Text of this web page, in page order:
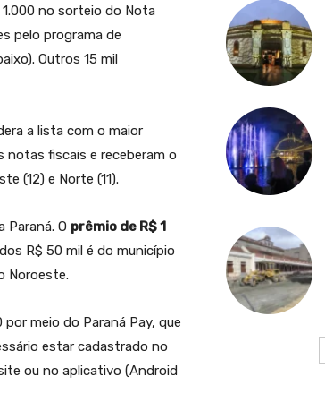
no sorteio do Nota
pelo programa de
Outros 15 mil
a lista com o maior
notas fiscais e receberam o
(12) e Norte (11).
Paraná. O prêmio de R$ 1
R$ 50 mil é do município
Noroeste.
meio do Paraná Pay, que
estar cadastrado no
ou no aplicativo (Android